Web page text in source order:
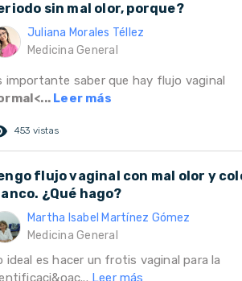
sin mal olor, porque?
Juliana Morales Téllez
Medicina General
importante saber que hay flujo vaginal
Leer más
453 vistas
flujo vaginal con mal olor y
¿Qué hago?
Martha Isabel Martínez Gómez
Medicina General
ideal es hacer un frotis vaginal para la
Leer más